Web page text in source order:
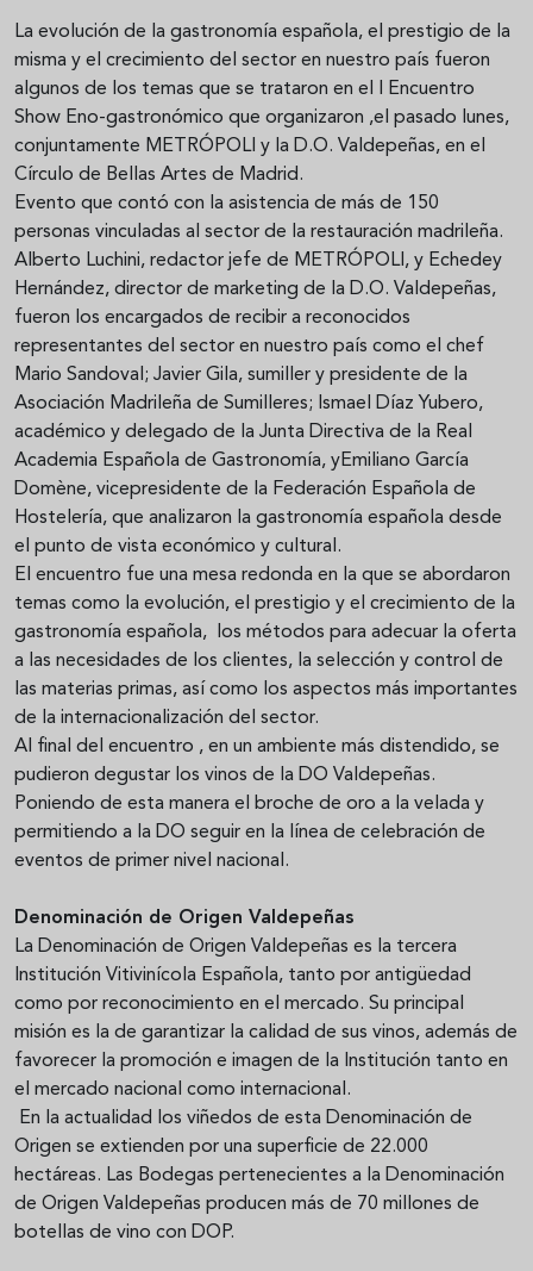
La evolución de la gastronomía española, el prestigio de la
misma y el crecimiento del sector en nuestro país fueron
algunos de los temas que se trataron en el I Encuentro
Show Eno-gastronómico que organizaron ,el pasado lunes,
conjuntamente METRÓPOLI y la D.O. Valdepeñas, en el
Círculo de Bellas Artes de Madrid.
Evento que contó con la asistencia de más de 150
personas vinculadas al sector de la restauración madrileña.
Alberto Luchini, redactor jefe de METRÓPOLI, y Echedey
Hernández, director de marketing de la D.O. Valdepeñas,
fueron los encargados de recibir a reconocidos
representantes del sector en nuestro país como el chef
Mario Sandoval; Javier Gila, sumiller y presidente de la
Asociación Madrileña de Sumilleres; Ismael Díaz Yubero,
académico y delegado de la Junta Directiva de la Real
Academia Española de Gastronomía, yEmiliano García
Domène, vicepresidente de la Federación Española de
Hostelería, que analizaron la gastronomía española desde
el punto de vista económico y cultural.
El encuentro fue una mesa redonda en la que se abordaron
temas como la evolución, el prestigio y el crecimiento de la
gastronomía española, los métodos para adecuar la oferta
a las necesidades de los clientes, la selección y control de
las materias primas, así como los aspectos más importantes
de la internacionalización del sector.
Al final del encuentro , en un ambiente más distendido, se
pudieron degustar los vinos de la DO Valdepeñas.
Poniendo de esta manera el broche de oro a la velada y
permitiendo a la DO seguir en la línea de celebración de
eventos de primer nivel nacional.
Denominación de Origen Valdepeñas
La Denominación de Origen Valdepeñas es la tercera
Institución Vitivinícola Española, tanto por antigüedad
como por reconocimiento en el mercado. Su principal
misión es la de garantizar la calidad de sus vinos, además de
favorecer la promoción e imagen de la Institución tanto en
el mercado nacional como internacional.
En la actualidad los viñedos de esta Denominación de
Origen se extienden por una superficie de 22.000
hectáreas. Las Bodegas pertenecientes a la Denominación
de Origen Valdepeñas producen más de 70 millones de
botellas de vino con DOP.